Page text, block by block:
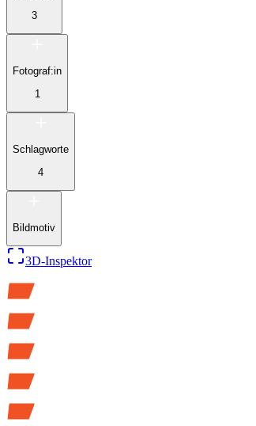
3
Fotograf:in
1
Schlagworte
4
Bildmotiv
3D-Inspektor